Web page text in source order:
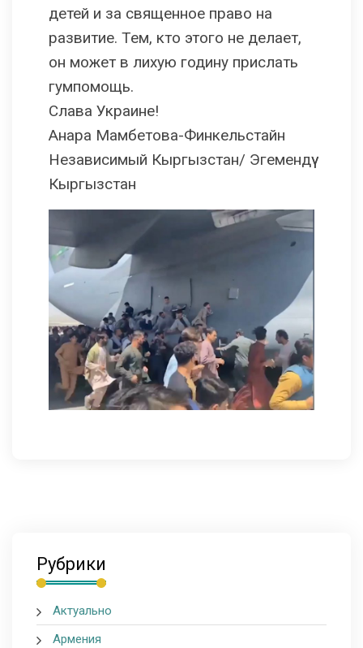
детей и за священное право на
развитие. Тем, кто этого не делает,
он может в лихую годину прислать
гумпомощь.
Слава Украине!
Анара Мамбетова-Финкельстайн
Независимый Кыргызстан/ Эгемендүү
Кыргызстан
Рубрики
Актуально
Армения